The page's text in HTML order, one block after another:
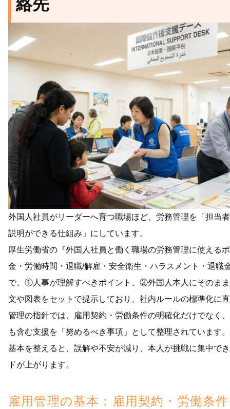
絡先
外国人社員がリーダーへ育つ職場ほど、労務管理を「担当
説明ができる仕組み」にしています。
厚生労働省の『外国人社員と働く職場の労務管理に使える
金・労働時間・退職/解雇・安全衛生・ハラスメント・退職
で、①人事が理解すべきポイント、②外国人本人にそのまま
文や図表をセットで提示しており、社内ルールの標準化に
管理の指針では、雇用契約・労働条件の明確化だけでなく
も含む支援を「努めるべき事項」として整理されています
基本を整えると、誤解や不安が減り、本人が挑戦に集中で
ドが上がります。
雇用管理の基本：雇用契約・労働条